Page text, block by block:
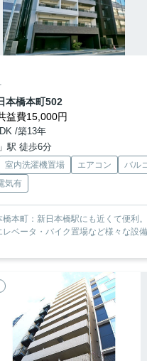
本橋本町502
益費15,000円
/築13年
駅 徒歩6分
室内洗濯機置場 エアコン
バル
気有
本町：新日本橋駅にも近くて便利
ベータ・バイク置場など様々な設